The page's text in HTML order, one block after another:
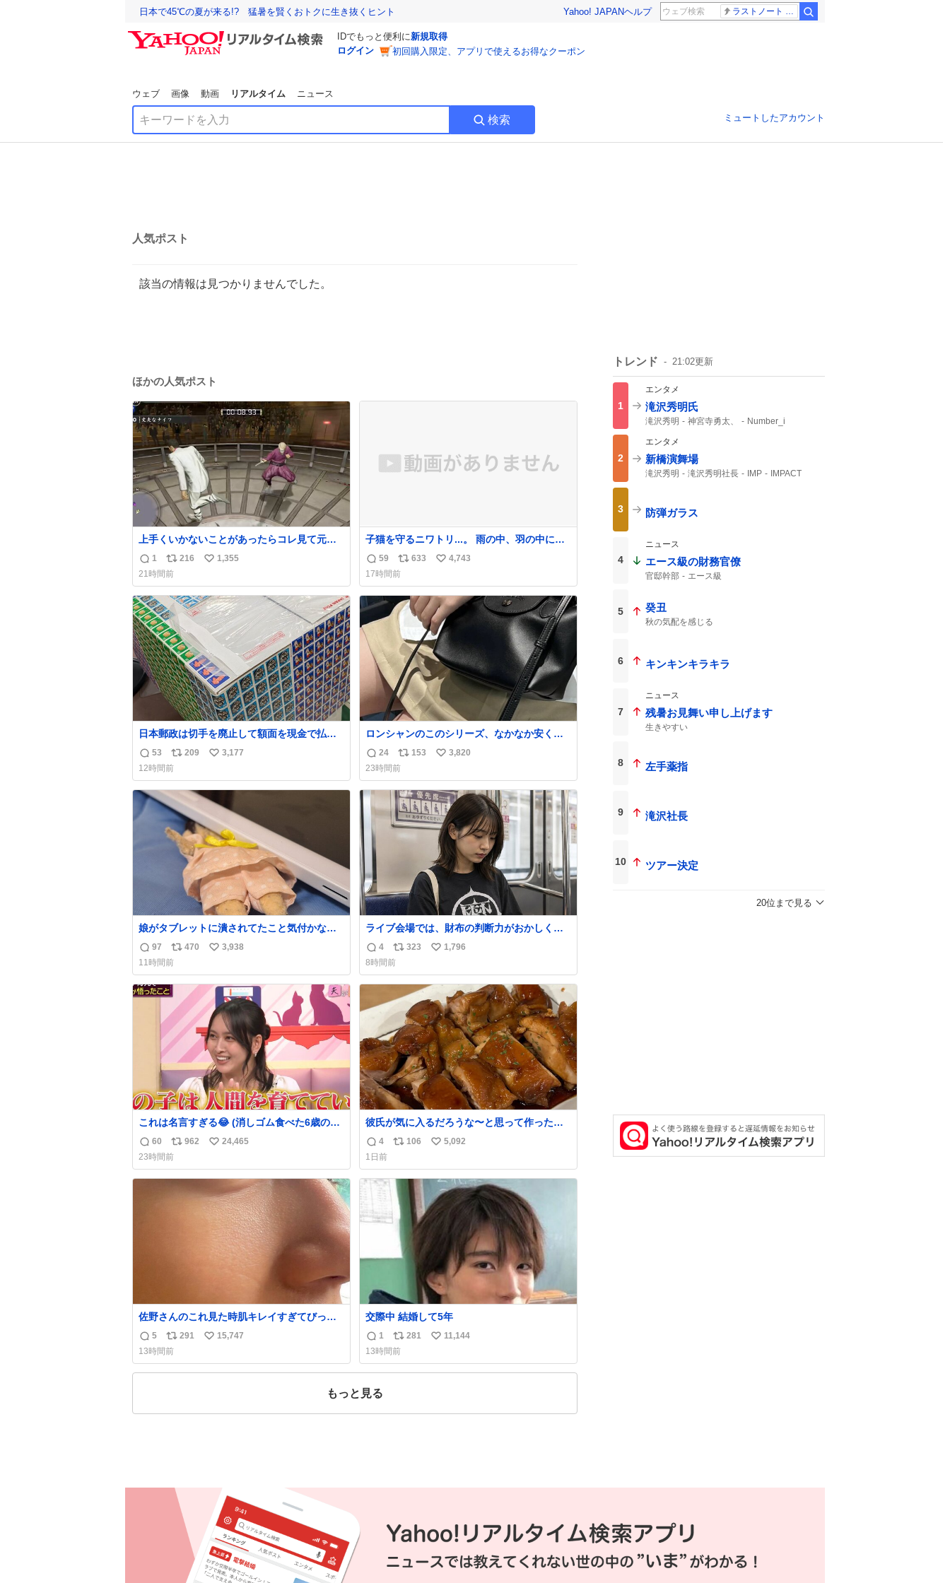
日本で45℃の夏が来る!? 猛暑を賢くおトクに生き抜くヒント Yahoo! JAPANヘルプ ラストノート 内田有紀
IDでもっと便利に新規取得
ログイン
初回購入限定、アプリで使えるお得なクーポン
ウェブ 画像 動画 リアルタイム ニュース
検索 ミュートしたアカウント
人気ポスト
該当の情報は見つかりませんでした。
ほかの人気ポスト
上手くいかないことがあったらコレ見て元気
出してほしい。海外のギャグコメディ番組だ
ったらお笑いボイスが入る
返
信
数
1
リ
ポ
ス
ト
数
216
い
ね
数
1,355
21時間前
子猫を守るニワトリ...。 雨の中、羽の中に子
猫を入れて守る姿に感動した！！ 愛は種族を
超える！
返
信
数
59
リ
ポ
ス
ト
数
633
い
ね
数
4,743
17時間前
日本郵政は切手を廃止して額面を現金で払い
戻せ2026 #日本郵政 @JapanPostHD_PR
返
信
数
53
リ
ポ
ス
ト
数
209
い
ね
数
3,177
12時間前
ロンシャンのこのシリーズ、なかなか安くな
らないのにセール価格になってる🖤✨レザー
なのが反則級にかわいい。持ってるだけでコ
ーデが格上げされる。
返
信
数
24
リ
ポ
ス
ト
数
153
い
ね
数
3,820
23時間前
娘がタブレットに潰されてたこと気付かなか
った。 旦那だけは娘の波長を感じ取れるから
声出せずともSOSが伝わったらしい。 急いで
旦那が救出して、泣きじゃくる娘に自分も謝
って抱きしめようとしたら、ビンタされてし
まった。3回ほど。 小さい手だけど、地味に
痛い。 その後、娘は旦那に泣きついてた。
返
信
数
97
リ
ポ
ス
ト
数
470
い
ね
数
3,938
11時間前
ライブ会場では、財布の判断力がおかしくな
る。
返
信
数
4
リ
ポ
ス
ト
数
323
い
ね
数
1,796
8時間前
これは名言すぎる😂 (消しゴム食べた6歳の弟
を思い出しながら)
返
信
数
60
リ
ポ
ス
ト
962
い
ね
数
24,465
23時間前
彼氏が気に入るだろうな〜と思って作ったら
想像の何倍も美味しい美味しい言ってくれて
嬉しい
返
信
数
4
リ
ス
ト
数
106
い
ね
数
5,092
1日前
佐野さんのこれ見た時肌キレイすぎてびっく
りしたし、やはりアイドルって体型･肌管理す
ごすぎる
返
信
数
5
リ
ポ
ス
291
い
ね
15,747
13時間前
交際中 結婚して5年
返
信
数
1
リ
ポ
ス
281
い
ね
11,144
13時間前
もっと見る
トレンド 21:02更新
1
エンタメ
滝沢秀明氏
滝沢秀明 神宮寺勇太、 Number_i
2
エンタメ
新橋演舞場
滝沢秀明 滝沢秀明社長 IMP
IMPACT
3 防弾ガラス
4
ニュース
エース級の財務官僚
官邸幹部 エース級
5 癸丑
秋の気配を感じる
6 キンキンキラキラ
7
ニュース
残暑お見舞い申し上げます
生きやすい
8 左手薬指
9 滝沢社長
10 ツアー決定
20位まで見る